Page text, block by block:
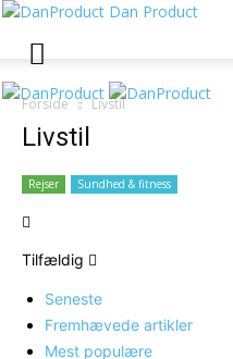
Dan Product
Forside Livstil
Livstil
Rejser Sundhed & fitness
Tilfældig
Seneste
Fremhævede artikler
Mest populære